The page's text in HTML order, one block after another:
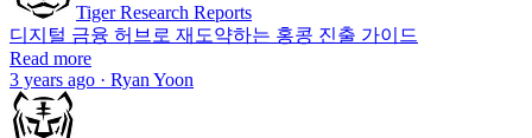
Tiger Research Reports
디지털 금융 허브로 재도약하는 홍콩 진출 가이드
Read more
3 years ago · Ryan Yoon